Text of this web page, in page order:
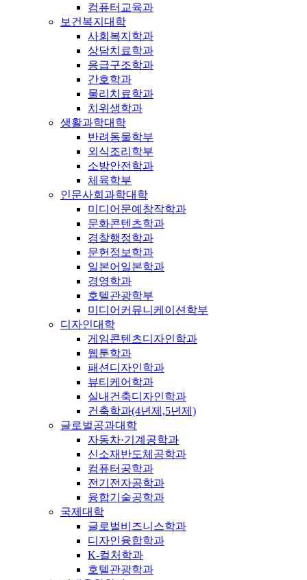
컴퓨터교육과
보건복지대학
사회복지학과
상담치료학과
응급구조학과
간호학과
물리치료학과
치위생학과
생활과학대학
반려동물학부
외식조리학부
소방안전학과
체육학부
인문사회과학대학
미디어문예창작학과
문화콘텐츠학과
경찰행정학과
문헌정보학과
일본어일본학과
경영학과
호텔관광학부
미디어커뮤니케이션학부
디자인대학
게임콘텐츠디자인학과
웹툰학과
패션디자인학과
뷰티케어학과
실내건축디자인학과
건축학과(4년제,5년제)
글로벌공과대학
자동차·기계공학과
신소재반도체공학과
컴퓨터공학과
전기전자공학과
융합기술공학과
국제대학
글로벌비즈니스학과
디자인융합학과
K-컬처학과
호텔관광학과